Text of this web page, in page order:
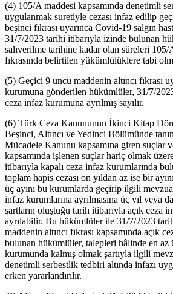
(4) 105/A maddesi kapsamında denetimli
uygulanmak suretiyle cezası infaz edilip
beşinci fıkrası uyarınca Covid-19 salgın
31/7/2023 tarihi itibarıyla izinde bulunan
salıverilme tarihine kadar olan süreleri
fıkrasında belirtilen yükümlülüklere tabi
(5) Geçici 9 uncu maddenin altıncı fıkrası
kurumuna gönderilen hükümlüler, 31/7/
ceza infaz kurumuna ayrılmış sayılır.
(6) Türk Ceza Kanununun İkinci Kitap
Beşinci, Altıncı ve Yedinci Bölümünde
Mücadele Kanunu kapsamına giren suçlar
kapsamında işlenen suçlar hariç olmak
itibarıyla kapalı ceza infaz kurumlarında
toplam hapis cezası on yıldan az ise bir
üç ayını bu kurumlarda geçirip ilgili
infaz kurumlarına ayrılmasına üç yıl veya
şartların oluştuğu tarih itibarıyla açık ceza
ayrılabilir. Bu hükümlüler ile 31/7/2023
maddenin altıncı fıkrası kapsamında açık
bulunan hükümlüler, talepleri hâlinde en az
kurumunda kalmış olmak şartıyla ilgili
denetimli serbestlik tedbiri altında infazı
erken yararlandırılır.